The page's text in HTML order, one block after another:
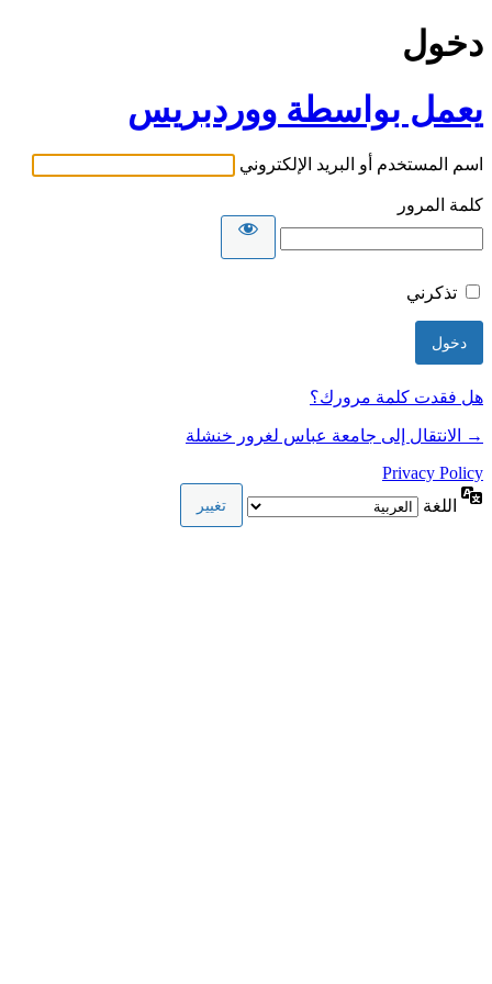
دخول
يعمل بواسطة ووردبريس
اسم المستخدم أو البريد الإلكتروني
كلمة المرور
تذكرني
هل فقدت كلمة مرورك؟
→ الانتقال إلى جامعة عباس لغرور خنشلة
Privacy Policy
اللغة